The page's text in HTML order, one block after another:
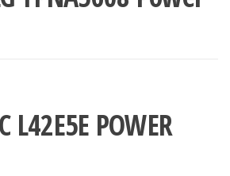
L42E5E POWER